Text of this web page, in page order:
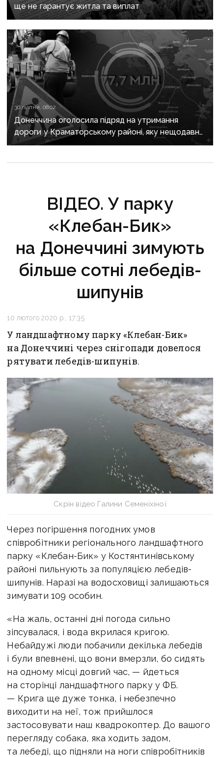
ще не гарантує житла та виплат
30 липня, 08:02
Донеччина оголосила підряд на утримання
дороги у Краматорському районі, яку нещодавно
вже ремонтували
ВІДЕО. У парку
«Клебан-Бик»
на Донеччині зимують
більше сотні лебедів-
шипунів
10 лютого 2020 р., 17:35
У ландшафтному парку «Клебан-Бик»
на Донеччині через снігопади довелося
рятувати лебедів-шипунів.
Скрін відео Галини Семеніхіної
Через погіршення погодних умов
співробітники регіонального ландшафтного
парку «Клебан-Бик» у Костянтинівському
районі пильнують за популяцією лебедів-
шипунів. Наразі на водосховищі залишаються
зимувати 109 особин.
«На жаль, останні дні погода сильно
зіпсувалася, і вода вкрилася кригою.
Небайдужі люди побачили декілька лебедів
і були впевнені, що вони вмерзли, бо сидять
на одному місці довгий час, — йдеться
на сторінці ландшафтного парку у ФБ.
— Крига ще дуже тонка, і небезпечно
виходити на неї, тож прийшлося
застосовувати наш квадрокоптер. До вашого
перегляду собака, яка ходить задом,
та лебеді, що підняли на ноги співробітників